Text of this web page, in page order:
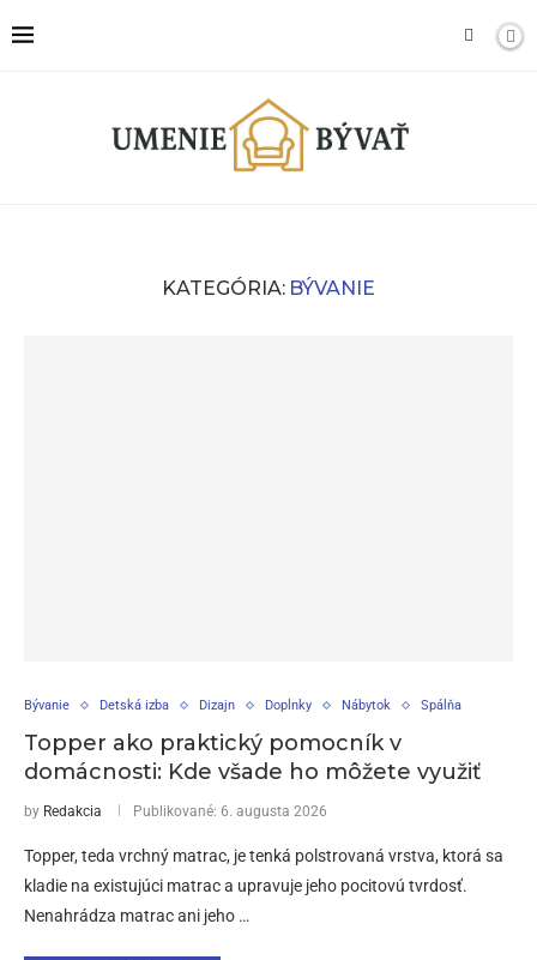
KATEGÓRIA: BÝVANIE
Bývanie Detská izba Dizajn Doplnky Nábytok Spálňa
Topper ako praktický pomocník v
domácnosti: Kde všade ho môžete využiť
by Redakcia Publikované: 6. augusta 2026
Topper, teda vrchný matrac, je tenká polstrovaná vrstva, ktorá sa
kladie na existujúci matrac a upravuje jeho pocitovú tvrdosť.
Nenahrádza matrac ani jeho …